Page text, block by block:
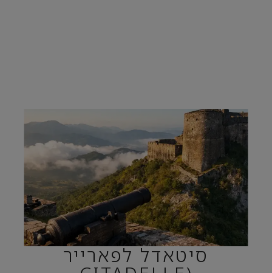
סיטאדל לפארייר